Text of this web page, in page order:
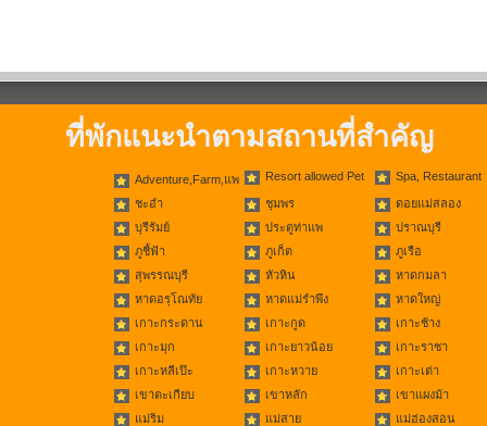
ที่พักแนะนำตามสถานที่สำคัญ
Adventure,Farm,แพ Resort allowed Pet Spa, Restaurant
ชะอำ ชุมพร
ดอยแม่สลอง
บุรีรัมย์
ประตูท่าแพ
ปราณบุรี
ภูชี้ฟ้า
ภูเก็ต
ภูเรือ
สุพรรณบุรี
หัวหิน
หาดกมลา
หาดอรุโณทัย
หาดแม่รำพึง
หาดใหญ่
เกาะกระดาน
เกาะกูด
เกาะช้าง
เกาะมุก
เกาะยาวน้อย
เกาะราชา
เกาะหลีเป๊ะ
เกาะหวาย
เกาะเต่า
เขาตะเกียบ
เขาหลัก
เขาแผงม้า
แม่ริม
แม่สาย แม่ฮ่องสอน